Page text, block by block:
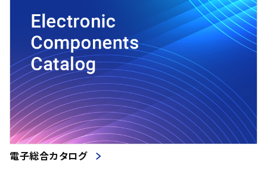
電子総合カタログ